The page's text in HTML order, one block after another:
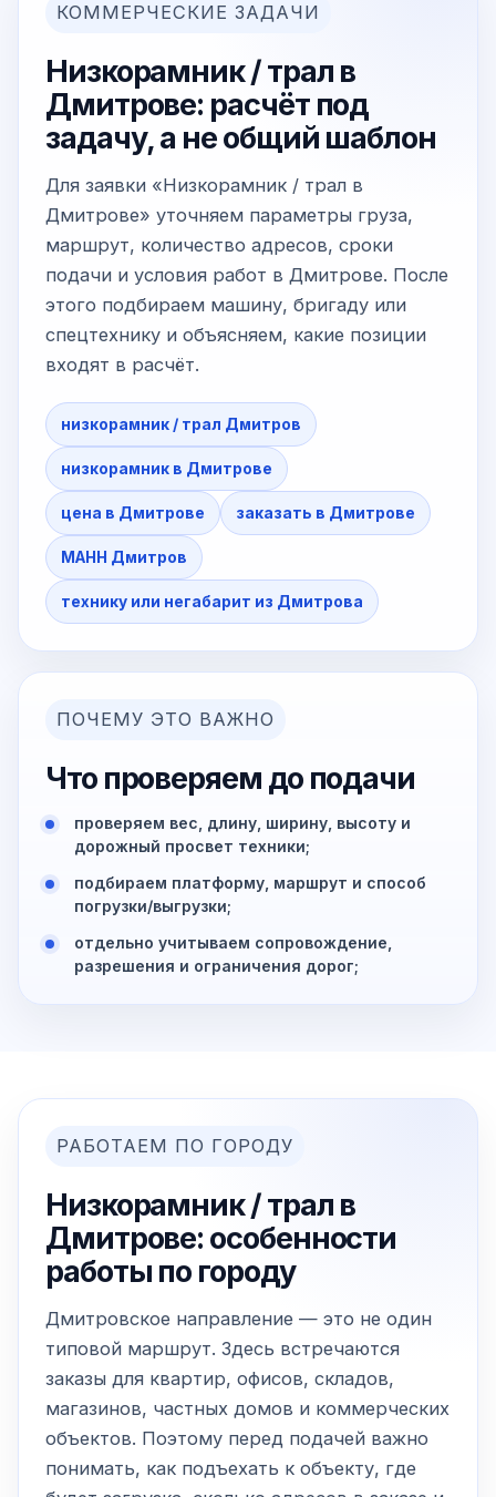
КОММЕРЧЕСКИЕ ЗАДАЧИ
Низкорамник / трал в
Дмитрове: расчёт под
задачу, а не общий шаблон
Для заявки «Низкорамник / трал в
Дмитрове» уточняем параметры груза,
маршрут, количество адресов, сроки
подачи и условия работ в Дмитрове. После
этого подбираем машину, бригаду или
спецтехнику и объясняем, какие позиции
входят в расчёт.
низкорамник / трал Дмитров
низкорамник в Дмитрове
цена в Дмитрове заказать в Дмитрове
МАНН Дмитров
технику или негабарит из Дмитрова
ПОЧЕМУ ЭТО ВАЖНО
Что проверяем до подачи
проверяем вес, длину, ширину, высоту и
дорожный просвет техники;
подбираем платформу, маршрут и способ
погрузки/выгрузки;
отдельно учитываем сопровождение,
разрешения и ограничения дорог;
РАБОТАЕМ ПО ГОРОДУ
Низкорамник / трал в
Дмитрове: особенности
работы по городу
Дмитровское направление — это не один
типовой маршрут. Здесь встречаются
заказы для квартир, офисов, складов,
магазинов, частных домов и коммерческих
объектов. Поэтому перед подачей важно
понимать, как подъехать к объекту, где